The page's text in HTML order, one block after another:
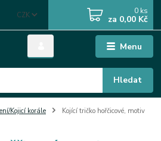
Menu
CZK
Hledat
0 ks
za 0,00 Kč
Kojicí korále
Kojící tričko hořčicové, motiv